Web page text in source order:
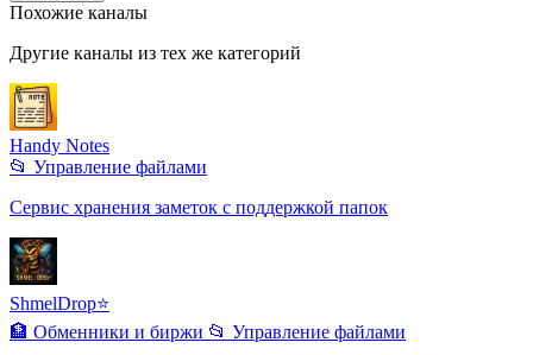
Похожие каналы
Другие каналы из тех же категорий
Handy Notes
📂 Управление файлами
Сервис хранения заметок с поддержкой папок
ShmelDrop⭐️
🏦 Обменники и биржи 📂 Управление файлами